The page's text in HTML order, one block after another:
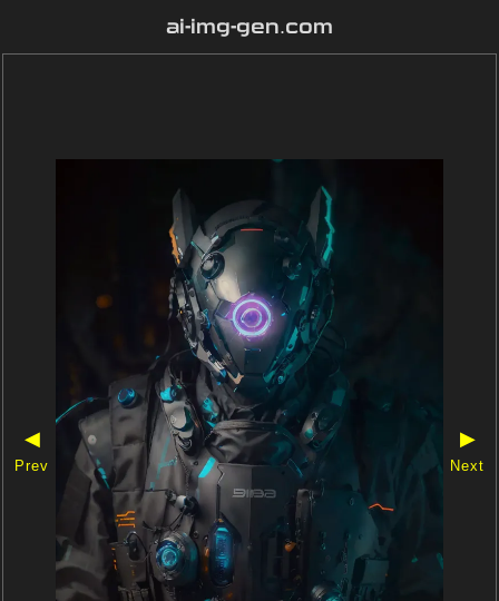
ai-img-gen.com
◀
Prev
▶
Next